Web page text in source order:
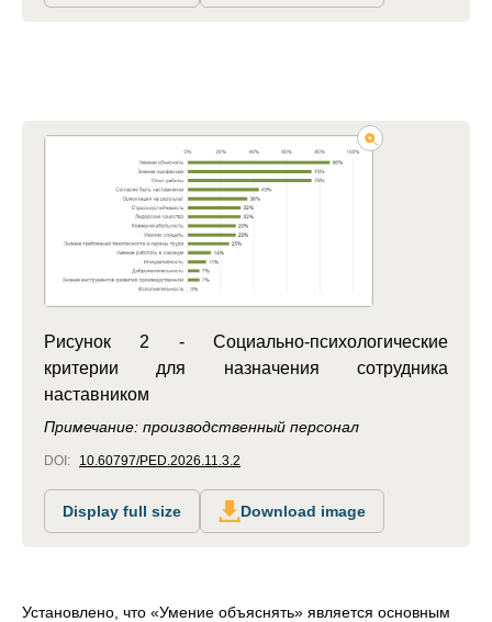
Рисунок 2 - Социально-психологические
критерии для назначения сотрудника
наставником
Примечание: производственный персонал
DOI: 10.60797/PED.2026.11.3.2
Display full size Download image
Установлено, что «Умение объяснять» является основным